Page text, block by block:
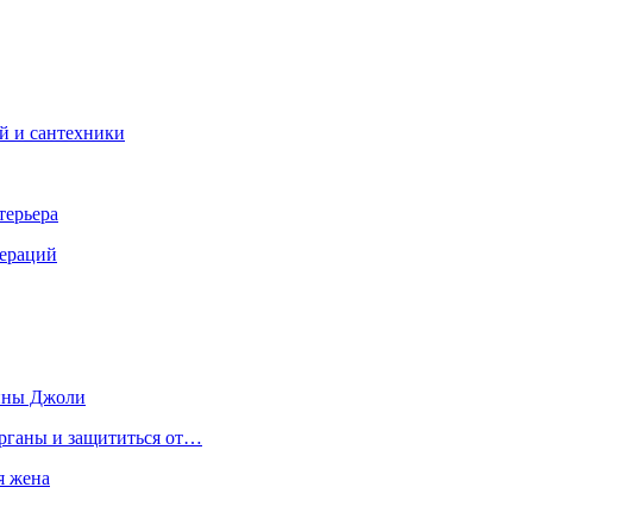
и сантехники
Джоли
и защититься от…
жена